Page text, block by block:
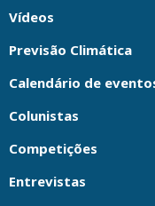
Vídeos
Previsão Climática
Calendário de
Colunistas
Competições
Entrevistas